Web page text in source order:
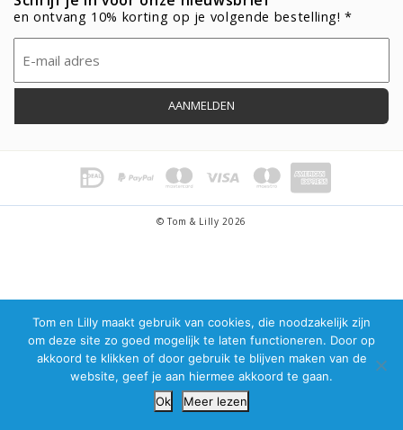
en ontvang 10% korting op je volgende bestelling! *
Email
(Vereist)
© Tom & Lilly 2026
Tom en Lilly maakt gebruik van cookies, die noodzakelijk zijn
om deze site zo goed mogelijk te laten functioneren. Door op
akkoord te klikken of door gebruik te blijven maken van de
website, geef je aan hiermee akkoord te gaan.
Ok
Meer lezen